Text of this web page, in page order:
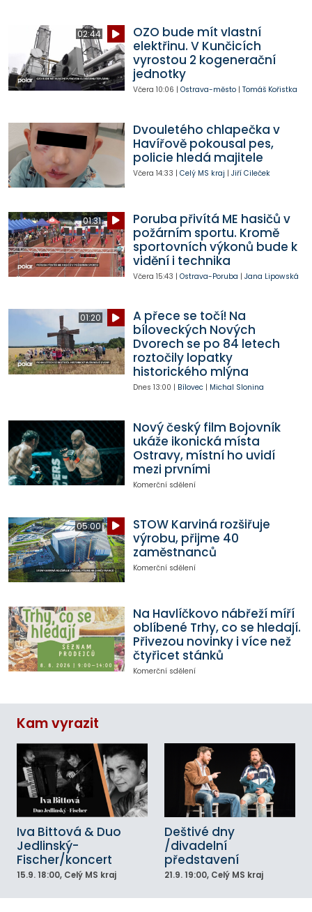
02:44
OZO bude mít vlastní
elektřinu. V Kunčicích
vyrostou 2 kogenerační
jednotky
Včera 10:06 | Ostrava-město| Tomáš Kořistka
Dvouletého chlapečka v
Havířově pokousal pes,
policie hledá majitele
Včera 14:33 | Celý MS kraj | Jiří Cileček
01:31
Poruba přivítá ME hasičů v
požárním sportu. Kromě
sportovních výkonů bude k
vidění i technika
Včera 15:43 | Ostrava-Poruba | Jana Lipowská
01:20
A přece se točí! Na
bíloveckých Nových
Dvorech se po 84 letech
roztočily lopatky
historického mlýna
Dnes 13:00 | Bílovec| Michal Slonina
Nový český film Bojovník
ukáže ikonická místa
Ostravy, místní ho uvidí
mezi prvními
Komerční sdělení
05:00
STOW Karviná rozšiřuje
výrobu, přijme 40
zaměstnanců
Komerční sdělení
Na Havlíčkovo nábřeží míří
oblíbené Trhy, co se hledají.
Přivezou novinky i více než
čtyřicet stánků
Komerční sdělení
Kam vyrazit
Iva Bittová & Duo
Jedlinský-
Fischer/koncert
15.9. 18:00, Celý MS kraj
Deštivé dny
/divadelní
představení
21.9. 19:00, Celý MS kraj